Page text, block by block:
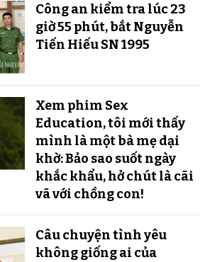
Công an kiểm tra lúc 23
giờ 55 phút, bắt Nguyễn
Tiến Hiếu SN 1995
Xem phim Sex
Education, tôi mới thấy
mình là một bà mẹ dại
khờ: Bảo sao suốt ngày
khắc khẩu, hở chút là cãi
vã với chồng con!
Câu chuyện tình yêu
không giống ai của